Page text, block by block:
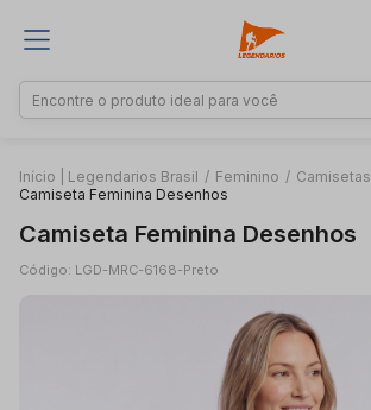
Início | Legendarios Brasil / Feminino / Camisetas
Camiseta Feminina Desenhos
Camiseta Feminina Desenhos
Código: LGD-MRC-6168-Preto